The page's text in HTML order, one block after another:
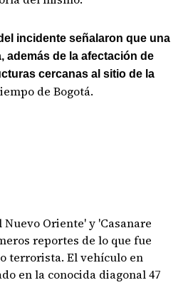
incidente señalaron que una
además de la afectación de
cercanas al sitio de la
de Bogotá.
Oriente' y 'Casanare
reportes de lo que fue
terrorista. El vehículo en
en la conocida diagonal 47